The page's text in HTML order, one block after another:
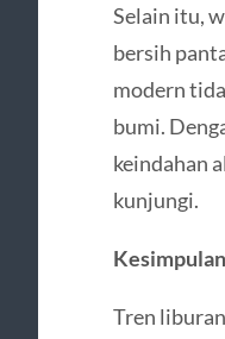
Selain itu,
bersih
modern
bumi.
keindahan
kunjungi.
Kesimpulan
Tren